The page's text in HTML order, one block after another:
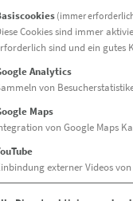
Ihren
30 Jahren
die Ihnen
die neuen Stärken
(immer
Cookies sind immer
sind und ein gutes
Analytics
von
Maps
von Google Maps
externer Videos